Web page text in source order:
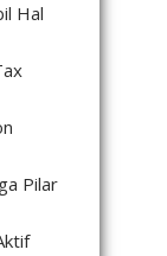
Hal
Pilar